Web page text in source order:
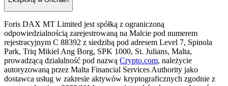
Foris DAX MT Limited jest spółką z ograniczoną
odpowiedzialnością zarejestrowaną na Malcie pod numerem
rejestracyjnym C 88392 z siedzibą pod adresem Level 7, Spinola
Park, Triq Mikiel Ang Borg, SPK 1000, St. Julians, Malta,
prowadzącą działalność pod nazwą Crypto.com, należycie
autoryzowaną przez Malta Financial Services Authority jako
dostawca usług w zakresie aktywów kryptograficznych zgodnie z